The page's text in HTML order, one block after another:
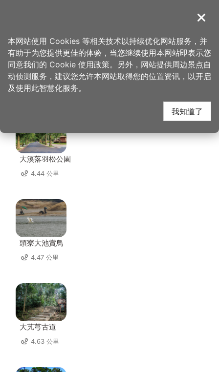
導覽
首页 > 想去的地方 > 美食、购物 > 南园活鱼餐厅
南园活鱼餐厅 周边景点
大溪落羽松公園
4.44 公里
頭寮大池賞鳥
4.47 公里
大艽芎古道
4.63 公里
关闭
本网站使用 Cookies 等相关技术以持续优化网站服务，并
有助于为您提供更佳的体验，当您继续使用本网站即表示您
同意我们的 Cookie 使用政策。另外，网站提供周边景点自
动侦测服务，建议您允许本网站取得您的位置资讯，以开启
及使用此智慧化服务。
我知道了